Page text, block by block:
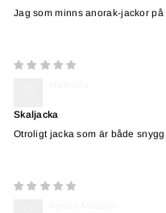
Jag som minns anorak-jackor
Skaljacka
Otroligt jacka som är både